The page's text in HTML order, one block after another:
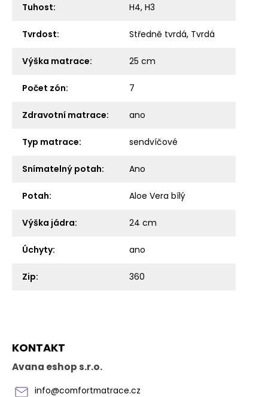
Tuhost: H4, H3
Tvrdost: Středně tvrdá, Tvrdá
Výška matrace: 25 cm
Počet zón: 7
Zdravotní matrace: ano
Typ matrace: sendvíčové
Snímatelný potah: Ano
Potah: Aloe Vera bílý
Výška jádra: 24 cm
Úchyty: ano
Zip: 360
KONTAKT
Avana eshop s.r.o.
info@comfortmatrace.cz